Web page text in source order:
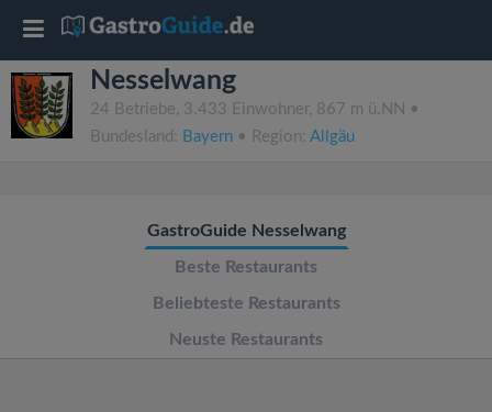
Nesselwang
24 Betriebe, 3.433 Einwohner, 867 m ü.NN •
Bundesland: Bayern • Region: Allgäu
GastroGuide Nesselwang
Beste Restaurants
Beliebteste Restaurants
Neuste Restaurants
T
o
g